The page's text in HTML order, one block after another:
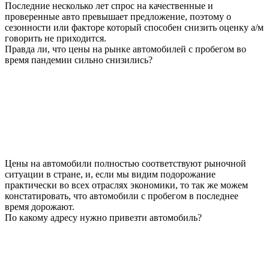
Последние несколько лет спрос на качественные и
проверенные авто превышает предложение, поэтому о
сезонности или факторе который способен снизить оценку а/м
говорить не приходится.
Правда ли, что цены на рынке автомобилей с пробегом во
время пандемии сильно снизились?
Цены на автомобили полностью соответствуют рыночной
ситуации в стране, и, если мы видим подорожание
практически во всех отраслях экономики, то так же можем
констатировать, что автомобили с пробегом в последнее
время дорожают.
По какому адресу нужно привезти автомобиль?